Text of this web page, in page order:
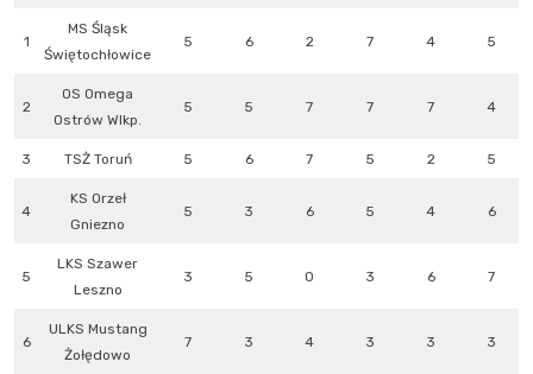
1
MS Śląsk
Świętochłowice
5 6 2 7 4 5
2
OS Omega
Ostrów Wlkp.
5 5 7 7 7 4
3 TSŻ Toruń 5 6 7 5 2 5
4
KS Orzeł
Gniezno
5 3 6 5 4 6
5
LKS Szawer
Leszno
3 5 0 3 6 7
6
ULKS Mustang
Żołędowo
7 3 4 3 3 3